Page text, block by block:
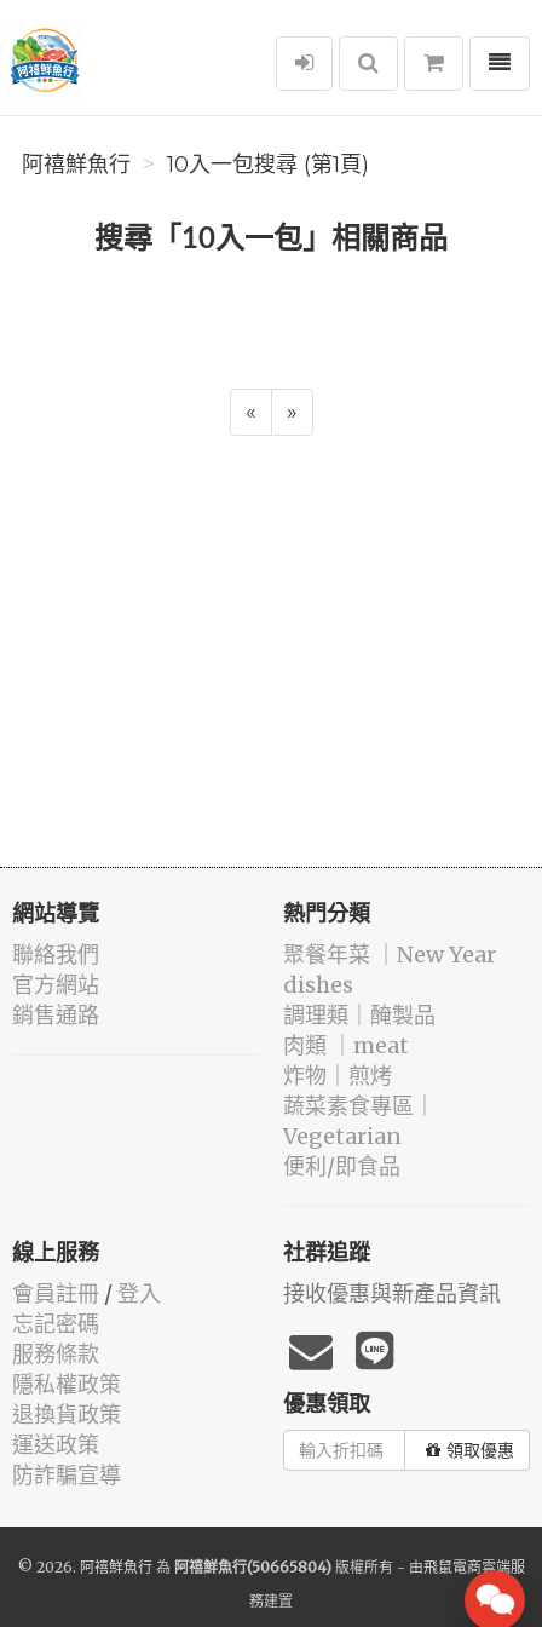
阿禧鮮魚行
選單
阿禧鮮魚行 10入一包搜尋 (第1頁)
搜尋「10入一包」相關商品
« »
網站導覽
聯絡我們
官方網站
銷售通路
熱門分類
️聚餐年菜 ｜New Year
dishes
️調理類｜醃製品
肉類 ｜meat
️炸物｜煎烤
蔬菜素食專區｜
Vegetarian
便利/即食品
線上服務
會員註冊 / 登入
忘記密碼
服務條款
隱私權政策
退換貨政策
運送政策
防詐騙宣導
社群追蹤
接收優惠與新產品資訊
優惠領取
領取優惠
© 2026. 阿禧鮮魚行為 阿禧鮮魚行(50665804)版權所有 - 由飛鼠電商雲端服
務建置